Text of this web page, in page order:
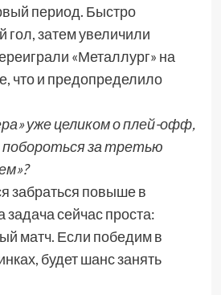
период. Быстро
гол, затем увеличили
«Металлург» на
что и предопределило
уже целиком о плей-офф,
побороться за третью
забраться повыше в
задача сейчас проста:
матч. Если победим в
будет шанс занять